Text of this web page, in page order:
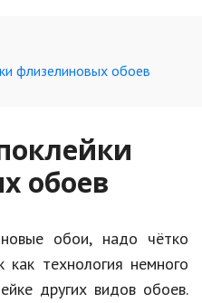
флизелиновых обоев
обоев
обои, надо чётко
как технология немного
других видов обоев.